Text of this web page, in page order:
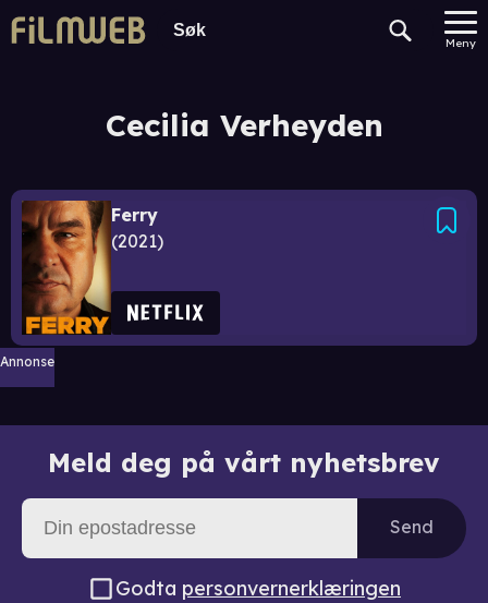
Meny
Cecilia Verheyden
Ferry
2021
Annonse
Meld deg på vårt nyhetsbrev
Send
Godta personvernerklæringen